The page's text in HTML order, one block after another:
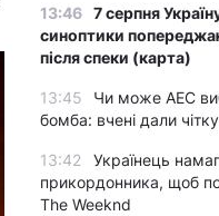
13:46 7 серпня
синоптики
після спеки (карта)
13:45
Чи може АЕС
бомба: вчені дали
13:42
Українець
прикордонника, щоб
The Weeknd